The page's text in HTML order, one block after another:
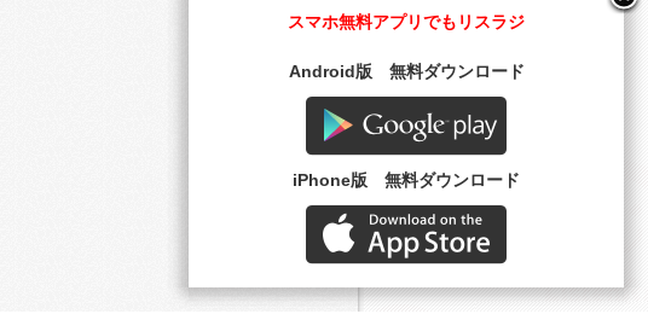
スマホ無料アプリでもリスラジ
Android版 無料ダウンロード
iPhone版 無料ダウンロード